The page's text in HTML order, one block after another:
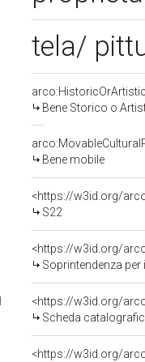
tela/
Bene Storico o
Bene mobile
<https://w3id.org/
S22
<https://w3id.org/
Soprintendenza
<https://w3id.org/
Scheda
<https://w3id.org/